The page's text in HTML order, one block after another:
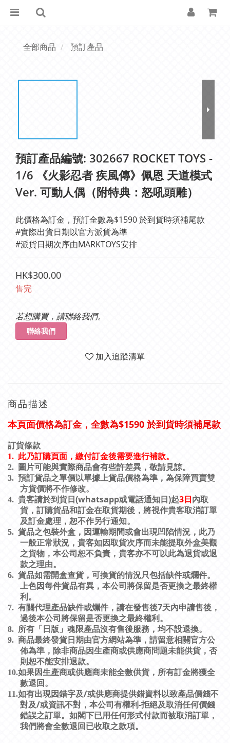
全部商品 預訂產品
預訂產品編號: 302667 ROCKET TOYS -
1/6 《火影忍者 疾風傳》佩恩 天道模式
Ver. 可動人偶（附特典：怒吼頭雕）
此價格為訂金，預訂全數為$1590 於到貨時須補尾款
#派貨日期次序由MARKTOYS安排
HK$300.00
售完
若想購買，請聯絡我們。
聯絡我們
加入追蹤清單
商品描述
本頁面價格為訂金，全數為$1590 於到貨時須補尾款
訂貨條款
1. 此乃訂購頁面，繳付訂金後需要進行補款。
2.
圖片可能與實際商品會有些許差異，敬請見諒。
3. 預訂貨品之單價以單據上貨品價格為準，為保障買賣雙
方貨價將不作修改。
4. 貴客請於到貨日 (whatsapp或電話通知日 )起3日內取
貨，訂購貨品和訂金在取貨期後，將視作貴客取消訂單
及訂金處理，恕不作另行通知。
5. 貨品之包裝外盒，因運輸期間或會出現凹陷情況，此乃
一般正常狀況，貴客如因取貨次序而未能提取外盒美觀
之貨物，本公司恕不負責，貴客亦不可以此為退貨或退
款之理由。
6. 貨品如需開盒查貨，可換貨的情況只包括缺件或爛件。
上色因每件貨品有異，本公司將保留是否更換之最終權
利。
7. 有關代理產品缺件或爛件，請在發售後7天內申請售後，
過後本公司將保留是否更換之最終權利。
8. 所有「日版」魂限產品沒有售後服務，均不設退換。
9. 商品最終發貨日期由官方網站為準，請留意相關官方公
佈為準，除非商品因生產商或供應商問題未能供貨，否
則恕不能安排退款。
10.如果因生產商或供應商未能全數供貨，所有訂金將獲全
數退回。
11.如有出現因錯字及/或供應商提供錯資料以致產品價錢不
對及/或資訊不對，本公司有權利-拒絕及取消任何價錢
錯誤之訂單。如閣下已用任何形式付款而被取消訂單，
我們將會全數退回已收取之款項。